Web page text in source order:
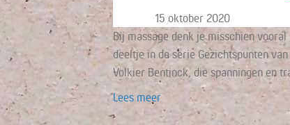
15 oktober 2020
Bij massage denk je misschien
deeltje in de serie Gezichtspunten
Volkier Bentinck, die spanningen en
Lees meer